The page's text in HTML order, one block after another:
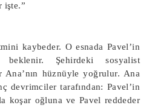
işte.”
kaybeder. O esnada Pavel’in
beklenir. Şehirdeki sosyalist
hüznüyle yoğrulur. Ana
devrimciler tarafından: Pavel’in
koşar oğluna ve Pavel reddeder